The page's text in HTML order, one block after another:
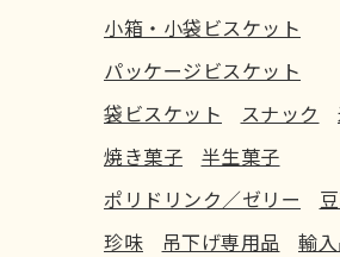
小箱・小袋ビスケット
パッケージビスケット
袋ビスケット
スナック
焼き菓子
半生菓子
ポリドリンク／ゼリー
珍味
吊下げ専用品
輸